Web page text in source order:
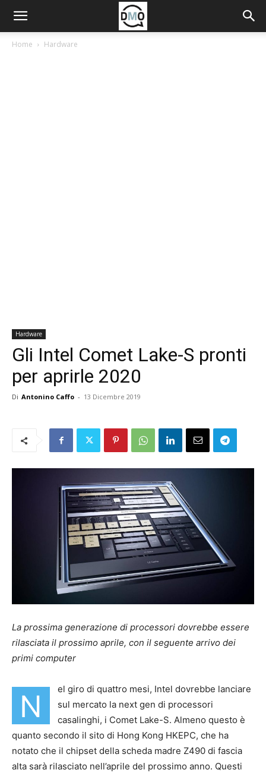
Home Hardware
Hardware
Gli Intel Comet Lake-S pronti
per aprirle 2020
Di Antonino Caffo - 13 Dicembre 2019
La prossima generazione di processori dovrebbe essere
rilasciata il prossimo aprile, con il seguente arrivo dei
primi computer
N
el giro di quattro mesi, Intel dovrebbe lanciare
sul mercato la next gen di processori
casalinghi, i Comet Lake-S. Almeno questo è
quanto secondo il sito di Hong Kong HKEPC, che ha
notato che il chipset della scheda madre Z490 di fascia
alta sarà rilasciato nell’aprile del prossimo anno. Questi